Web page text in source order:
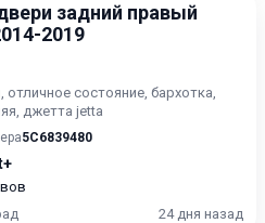
задний правый
2019
отличное состояние, бархотка,
джетта jetta
5C6839480
24 дня назад